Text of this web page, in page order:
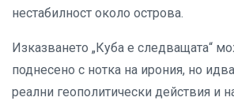
нестабилност около острова.
Изказването „Куба е следващата“
поднесено с нотка на ирония, но
реални геополитически действия и